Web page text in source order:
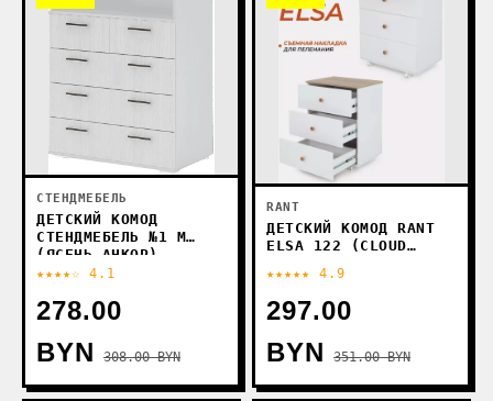
СТЕНДМЕБЕЛЬ
ДЕТСКИЙ КОМОД
СТЕНДМЕБЕЛЬ №1 М
(ЯСЕНЬ АНКОР)
★★★★☆ 4.1
278.00
BYN
308.00 BYN
RANT
ДЕТСКИЙ КОМОД RANT
ELSA 122 (CLOUD
★★★★★ 4.9
297.00
BYN
351.00 BYN